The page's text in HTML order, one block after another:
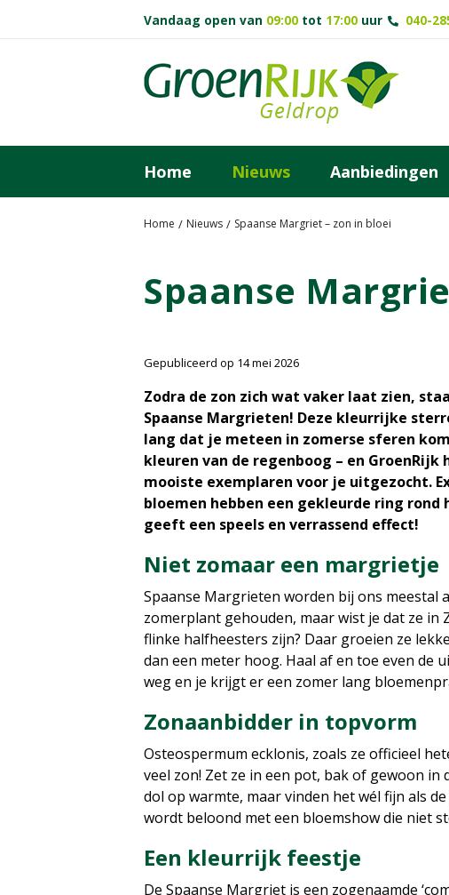
t
Home Nieuws Spaanse Margriet – zon in bloei
Vandaag open van 09:00 tot 17:00 uur 040-
Home Nieuws Aanbiedingen
Spaanse
Gepubliceerd op 14 mei 2026
Zodra de zon zich wat vaker laat zien,
Spaanse Margrieten! Deze kleurrijke
lang dat je meteen in zomerse sferen
kleuren van de regenboog – en
mooiste exemplaren voor je uitgezocht.
bloemen hebben een gekleurde ring rond
geeft een speels en verrassend effect!
Niet zomaar een margrietje
Spaanse Margrieten worden bij ons meestal
zomerplant gehouden, maar wist je dat ze in
flinke halfheesters zijn? Daar groeien ze
dan een meter hoog. Haal af en toe even de
weg en je krijgt er een zomer lang
Zonaanbidder in topvorm
Osteospermum ecklonis, zoals ze officieel
veel zon! Zet ze in een pot, bak of gewoon
dol op warmte, maar vinden het wél fijn als
wordt beloond met een bloemshow die niet
Een kleurrijk feestje
De Spaanse Margriet is een zogenaamde